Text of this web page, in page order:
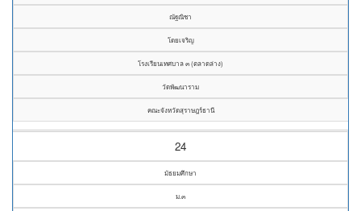
ณัฐณิชา
โดยเจริญ
โรงเรียนเทศบาล ๓ (ตลาดล่าง)
วัดพัฒนาราม
คณะจังหวัดสุราษฎร์ธานี
24
มัธยมศึกษา
ม.๓